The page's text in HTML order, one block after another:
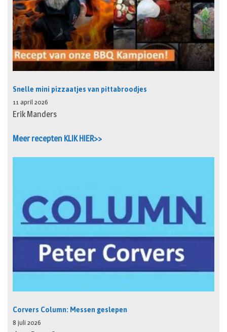
Snelle mini pizzaatjes van pittabroodjes
11 april 2026
Erik Manders
Meer recepten KLIK HIER>>
Corvers Column: Messen geslepen
8 juli 2026